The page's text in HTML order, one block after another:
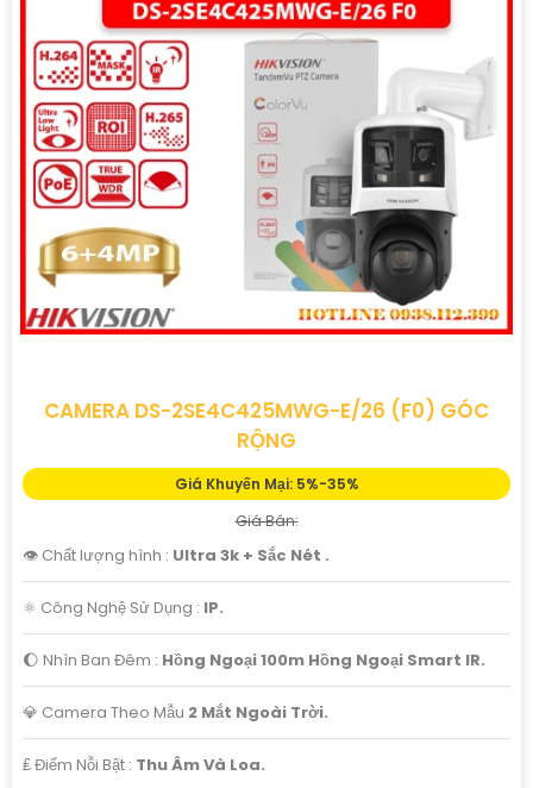
lòng liên hệ với chúng tôi qua số điện thoại hoặc email
dưới đây.
Trân trọng,
[Đơn vị cung cấp]
Hy vọng mẫu tư vấn trên sẽ giúp bạn có thêm ý tưởng để
giới thiệu Camera Giá Rẻ Thiết Bị An Ninh Chính Hãng
Chuyên Nghiệp cho dự án của mình. Nếu cần thêm bất kỳ
thông tin hay sự điều chỉnh nào, hãy Cung cấp cho công
trình biết để Từng công trình có thể hỗ trợ bạn tốt hơn.
CAMERA DS-2SE4C425MWG-E/26 (F0) GÓC
RỘNG
Giá Khuyến Mại: 5%-35%
Giá Bán:
👁 Chất lượng hình : Ultra 3k + Sắc Nét .
⚛️ Công Nghệ Sử Dụng : IP.
🌔 Nhìn Ban Đêm : Hồng Ngoại 100m Hồng Ngoại Smart IR.
💎 Camera Theo Mẫu 2 Mắt Ngoài Trời.
️₤ Điểm Nỗi Bật : Thu Âm Và Loa.